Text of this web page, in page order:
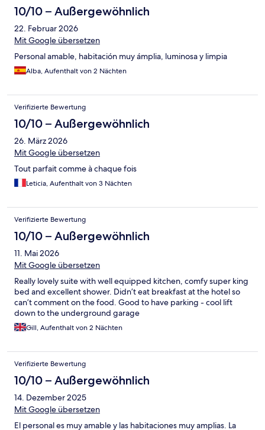
10/10 – Außergewöhnlich
22. Februar 2026
Mit Google übersetzen
Personal amable, habitación muy ámplia, luminosa y limpia
Alba, Aufenthalt von 2 Nächten
Verifizierte Bewertung
10/10 – Außergewöhnlich
26. März 2026
Mit Google übersetzen
Tout parfait comme à chaque fois
Leticia, Aufenthalt von 3 Nächten
Verifizierte Bewertung
10/10 – Außergewöhnlich
11. Mai 2026
Mit Google übersetzen
Really lovely suite with well equipped kitchen, comfy super king
bed and excellent shower. Didn’t eat breakfast at the hotel so
can’t comment on the food. Good to have parking - cool lift
down to the underground garage
Gill, Aufenthalt von 2 Nächten
Verifizierte Bewertung
10/10 – Außergewöhnlich
14. Dezember 2025
Mit Google übersetzen
El personal es muy amable y las habitaciones muy amplias. La